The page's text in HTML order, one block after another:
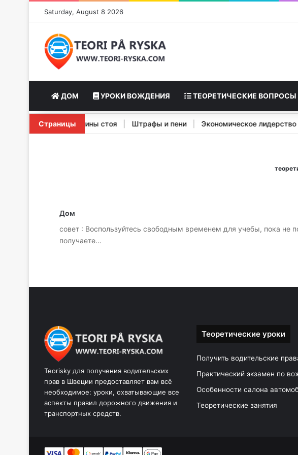
Saturday, August 8 2026
ДОМ УРОКИ ВОЖДЕНИЯ ТЕОРЕТИЧЕСКИЕ ВОПРОСЫ
Страницы
Stopp Signal | Шины стоя | Штрафы и пени | Экономическое
Дом
совет : Воспользуйтесь свободным временем для учебы, пока
получаете…
Teorisky для получения водительских
прав в Швеции предоставляет вам всё
необходимое: уроки, охватывающие все
аспекты правил дорожного движения и
транспортных средств.
Теоретические уроки
Получить водительские
Практический экзамен по
Особенности салона
Теоретические занятия